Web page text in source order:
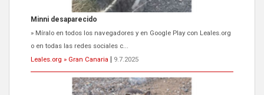
Minni desaparecido
» Míralo en todos los navegadores y en Google Play con Leales.org
o en todas las redes sociales c...
Leales.org » Gran Canaria
9.7.2025